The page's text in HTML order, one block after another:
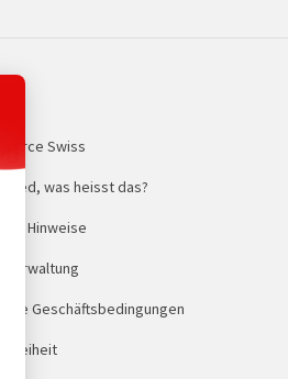
Swiss
was heisst das?
Hinweise
Verwaltung
Geschäftsbedingungen